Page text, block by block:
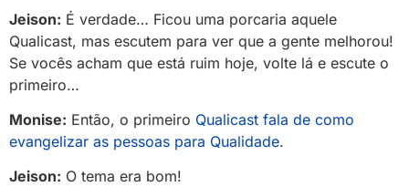
Jeison: É verdade… Ficou uma porcaria aquele
Qualicast, mas escutem para ver que a gente melhorou!
Se vocês acham que está ruim hoje, volte lá e escute o
primeiro…
Monise: Então, o primeiro Qualicast fala de como
evangelizar as pessoas para Qualidade.
Jeison: O tema era bom!